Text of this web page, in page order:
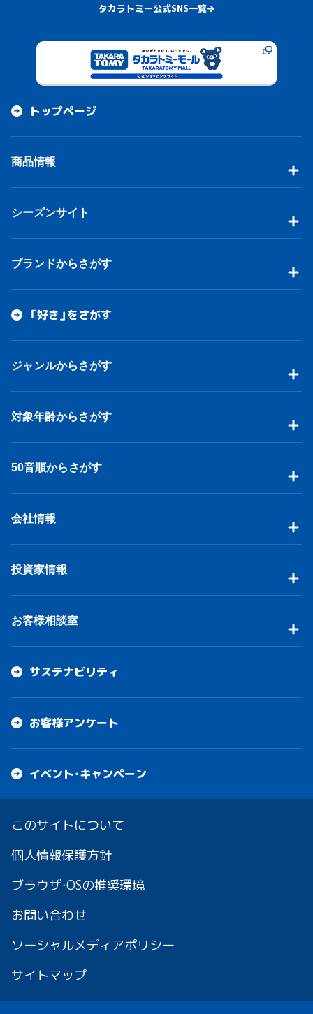
タカラトミー公式SNS一覧
トップページ
商品情報
シーズンサイト
ブランドからさがす
「好き」をさがす
ジャンルからさがす
対象年齢からさがす
50音順からさがす
会社情報
投資家情報
お客様相談室
サステナビリティ
お客様アンケート
イベント・キャンペーン
このサイトについて
個人情報保護方針
ブラウザ・OSの推奨環境
お問い合わせ
ソーシャルメディアポリシー
サイトマップ